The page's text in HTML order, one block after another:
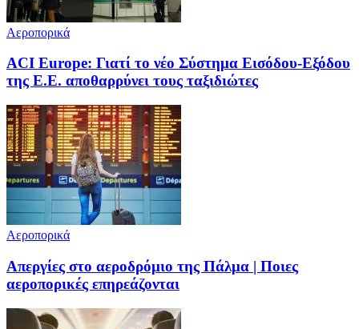
Αεροπορικά
ACI Europe: Γιατί το νέο Σύστημα Εισόδου-Εξόδου
της Ε.Ε. αποθαρρύνει τους ταξιδιώτες
Αεροπορικά
Απεργίες στο αεροδρόμιο της Πάλμα | Ποιες
αεροπορικές επηρεάζονται